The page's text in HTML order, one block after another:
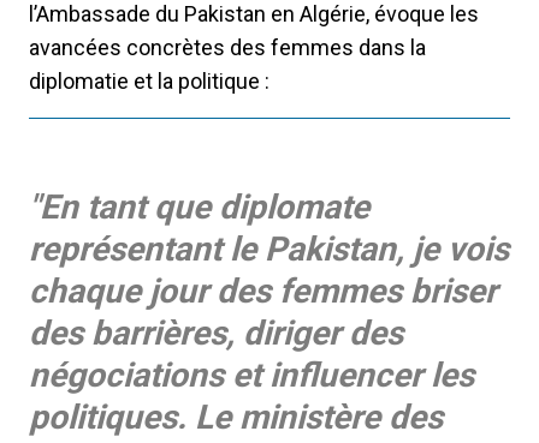
l’Ambassade du Pakistan en Algérie, évoque les
avancées concrètes des femmes dans la
diplomatie et la politique :
"En tant que diplomate
représentant le Pakistan, je vois
chaque jour des femmes briser
des barrières, diriger des
négociations et influencer les
politiques. Le ministère des